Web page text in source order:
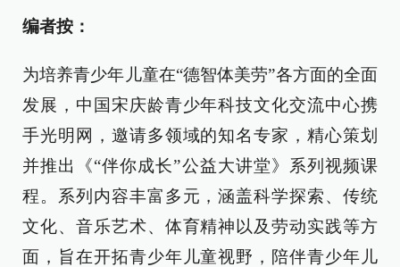
编者按：
为培养青少年儿童在“德智体美劳”各方面的全面
发展，中国宋庆龄青少年科技文化交流中心携
手光明网，邀请多领域的知名专家，精心策划
并推出《“伴你成长”公益大讲堂》系列视频课
程。系列内容丰富多元，涵盖科学探索、传统
文化、音乐艺术、体育精神以及劳动实践等方
面，旨在开拓青少年儿童视野，陪伴青少年儿